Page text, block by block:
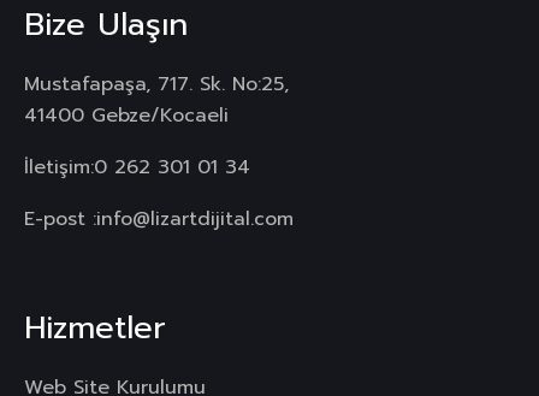
Bize Ulaşın
Mustafapaşa, 717. Sk. No:25,
41400 Gebze/Kocaeli
İletişim:0 262 301 01 34
E-post :info@lizartdijital.com
Hizmetler
Web Site Kurulumu